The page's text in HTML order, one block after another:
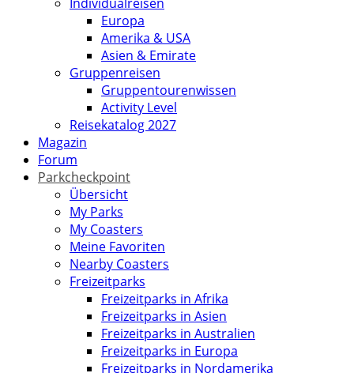
Europa
Amerika & USA
Asien & Emirate
Gruppenreisen
Gruppentourenwissen
Activity Level
Reisekatalog 2027
Magazin
Forum
Parkcheckpoint
Übersicht
My Parks
My Coasters
Meine Favoriten
Nearby Coasters
Freizeitparks
Freizeitparks in Afrika
Freizeitparks in Asien
Freizeitparks in Australien
Freizeitparks in Europa
Freizeitparks in Nordamerika